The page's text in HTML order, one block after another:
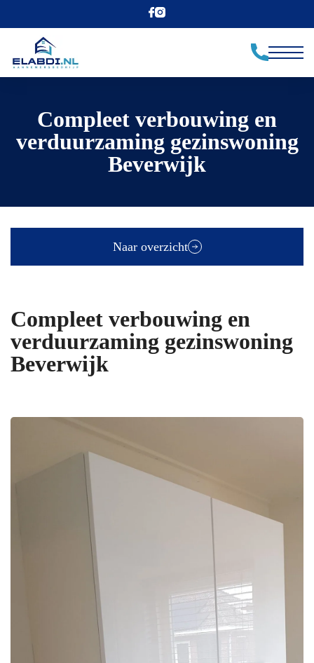
Compleet verbouwing en
verduurzaming gezinswoning
Beverwijk
Naar overzicht
Compleet verbouwing en
verduurzaming gezinswoning
Beverwijk